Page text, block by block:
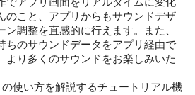
でアプリ画面をリアルタイムに変化
のこと、アプリからもサウンドデザ
ン調整を直感的に行えます。また、
ちのサウンドデータをアプリ経由で
より多くのサウンドをお楽しみいた
使い方を解説するチュートリアル機